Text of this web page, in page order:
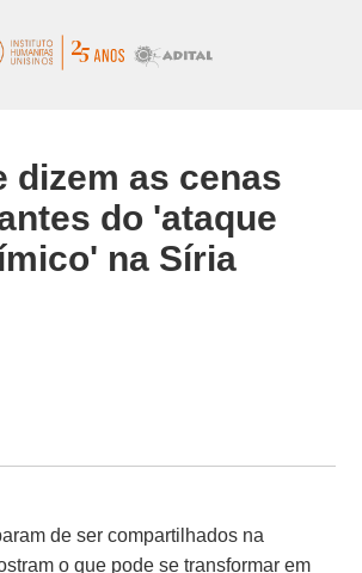
dizem as cenas
do 'ataque
na Síria
de ser compartilhados na
o que pode se transformar em